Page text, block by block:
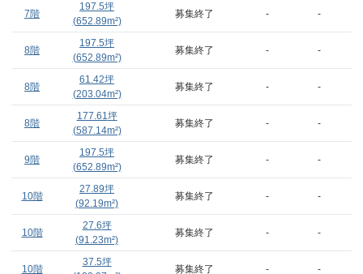
7階
197.5坪
(652.89m²)
募集終了 - -
8階
197.5坪
(652.89m²)
募集終了 - -
8階
61.42坪
(203.04m²)
募集終了 - -
8階
177.61坪
(587.14m²)
募集終了 - -
9階
197.5坪
(652.89m²)
募集終了 - -
10階
27.89坪
(92.19m²)
募集終了 - -
10階
27.6坪
(91.23m²)
募集終了 - -
10階
37.5坪
募集終了 - -